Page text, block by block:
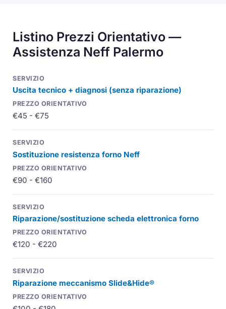
Listino Prezzi Orientativo —
Assistenza Neff Palermo
Uscita tecnico + diagnosi (senza riparazione)
€45 - €75
Sostituzione resistenza forno Neff
€90 - €160
Riparazione/sostituzione scheda elettronica forno
€120 - €220
Riparazione meccanismo Slide&Hide®